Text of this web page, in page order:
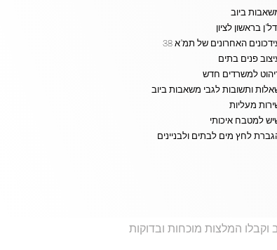
ביוב
בראשון לציון
האחרונים של תמ"א 38
פנים בתים
למשרדים חדש
ותשובות לגבי משאבות ביוב
מעליות
למטבח איכותי
לחץ מים לבתים ולבניינים
המלצות מוכחות ובדוקות